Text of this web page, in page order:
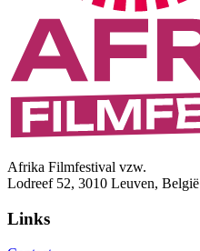
Afrika Filmfestival vzw.
Lodreef 52, 3010 Leuven, België
Links